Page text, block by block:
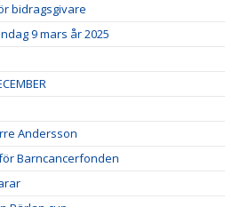
bidragsgivare
9 mars år 2025
Andersson
Barncancerfonden